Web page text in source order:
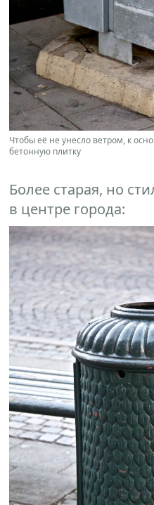
Чтобы её не унесло ветром, к
бетонную плитку
Более старая, но
в центре города: